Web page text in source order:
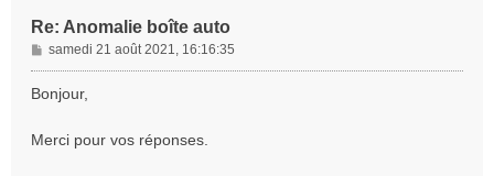
Re: Anomalie boîte auto
M
e
s
g
samedi 21 août 2021, 16:16:35
Bonjour,
Merci pour vos réponses.